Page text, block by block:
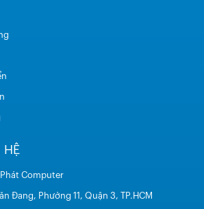
HỆ
Phát Computer
Đang, Phường 11, Quận 3, TP.HCM